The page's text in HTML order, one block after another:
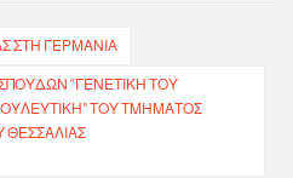
ΣΤΗ ΓΕΡΜΑΝΊΑ
“ΓΕΝΕΤΙΚΉ ΤΟΥ
ΤΟΥ ΤΜΉΜΑΤΟΣ
ΘΕΣΣΑΛΊΑΣ